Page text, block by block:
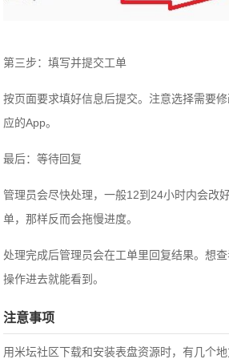
第三步：填写并提交工单
按页面要求填好信息后提交。注意选择需要
应的App。
最后：等待回复
管理员会尽快处理，一般12到24小时内会改
单，那样反而会拖慢进度。
处理完成后管理员会在工单里回复结果。想
操作进去就能看到。
注意事项
用米坛社区下载和安装表盘资源时，有几个地